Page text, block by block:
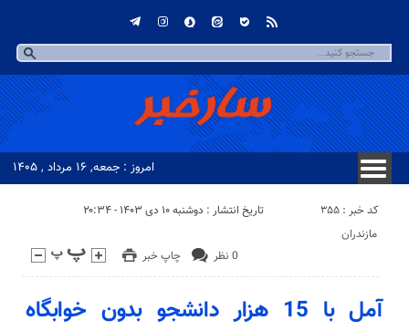
امروز : جمعه, ۱۶ مرداد , ۱۴۰۵
کد خبر : 355 تاریخ انتشار : دوشنبه ۱۰ دی ۱۴۰۳ - ۲۰:۳۴
چاپ خبر 0 نظر
مازندران
آمل با 15 هزار دانشجو بدون خوابگاه